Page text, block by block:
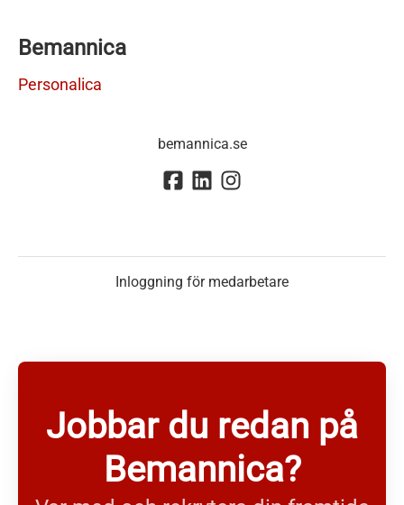
Bemannica
Personalica
bemannica.se
Inloggning för medarbetare
Jobbar du redan på
Bemannica?